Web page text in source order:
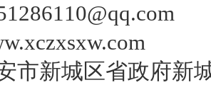
市新城区省政府新